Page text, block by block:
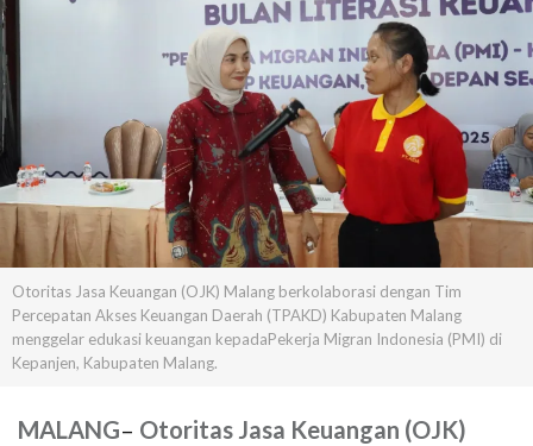
Otoritas Jasa Keuangan (OJK) Malang berkolaborasi dengan Tim
Percepatan Akses Keuangan Daerah (TPAKD) Kabupaten Malang
menggelar edukasi keuangan kepadaPekerja Migran Indonesia (PMI) di
Kepanjen, Kabupaten Malang.
MALANG– Otoritas Jasa Keuangan (OJK)